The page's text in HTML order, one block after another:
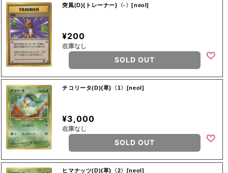
突風(D){トレーナー}〈-〉[neoI]
¥200
在庫なし
SOLD OUT
チコリータ(D){草}〈1〉[neoI]
¥3,000
在庫なし
SOLD OUT
ヒマナッツ(D){草}〈2〉[neoI]